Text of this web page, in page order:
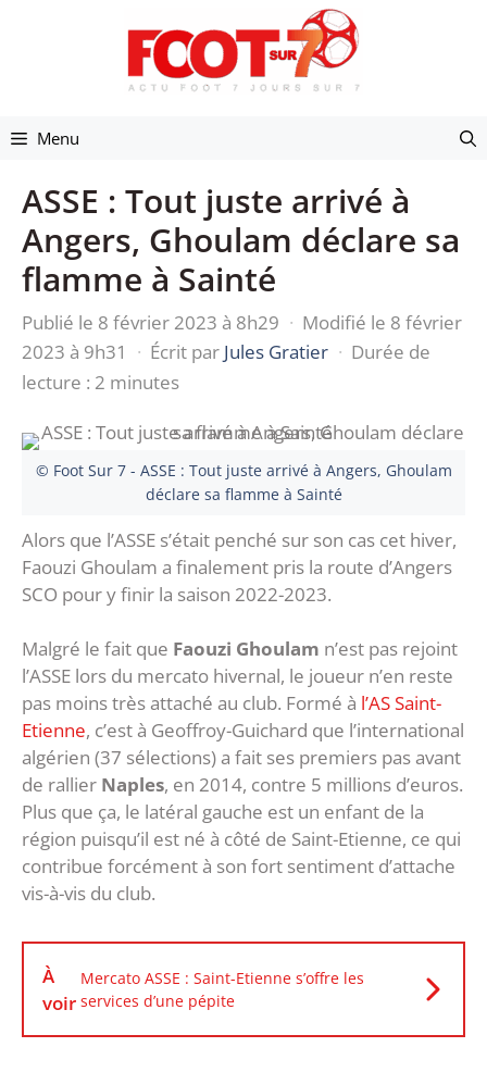
Menu
ASSE : Tout juste arrivé à
Angers, Ghoulam déclare sa
flamme à Sainté
Publié le 8 février 2023 à 8h29 · Modifié le 8 février
2023 à 9h31
· Écrit par Jules Gratier · Durée de
lecture : 2 minutes
© Foot Sur 7 - ASSE : Tout juste arrivé à Angers, Ghoulam
déclare sa flamme à Sainté
Alors que l’ASSE s’était penché sur son cas cet hiver,
Faouzi Ghoulam a finalement pris la route d’Angers
SCO pour y finir la saison 2022-2023.
Malgré le fait que Faouzi Ghoulam n’est pas rejoint
l’ASSE lors du mercato hivernal, le joueur n’en reste
pas moins très attaché au club. Formé à l’AS Saint-
Etienne, c’est à Geoffroy-Guichard que l’international
algérien (37 sélections) a fait ses premiers pas avant
de rallier Naples, en 2014, contre 5 millions d’euros.
Plus que ça, le latéral gauche est un enfant de la
région puisqu’il est né à côté de Saint-Etienne, ce qui
contribue forcément à son fort sentiment d’attache
vis-à-vis du club.
À
voir
Mercato ASSE : Saint-Etienne s’offre les
services d’une pépite